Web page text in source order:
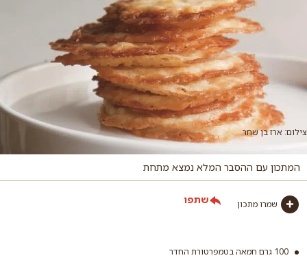
צילום: ארז בן שחר
המתכון עם ההסבר המלא נמצא מתחת
שמרו מתכון שתפו
100 גרם חמאה בטמפרטורת החדר